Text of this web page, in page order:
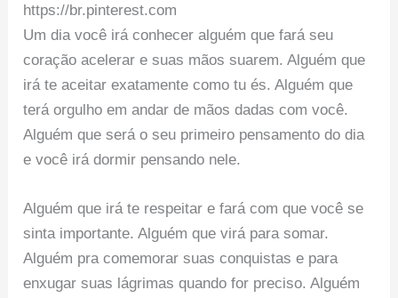
https://br.pinterest.com
Um dia você irá conhecer alguém que fará seu
coração acelerar e suas mãos suarem. Alguém que
irá te aceitar exatamente como tu és. Alguém que
terá orgulho em andar de mãos dadas com você.
Alguém que será o seu primeiro pensamento do dia
e você irá dormir pensando nele.
Alguém que irá te respeitar e fará com que você se
sinta importante. Alguém que virá para somar.
Alguém pra comemorar suas conquistas e para
enxugar suas lágrimas quando for preciso. Alguém